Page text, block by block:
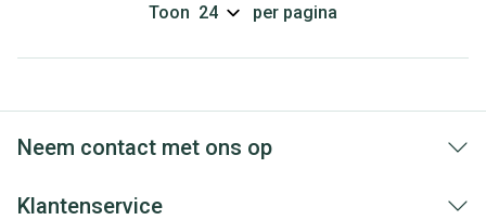
Toon per pagina
Neem contact met ons op
Klantenservice